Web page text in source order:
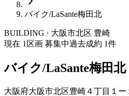
バイク/LaSante梅田北
BUILDING · 大阪市北区 豊崎
現在 1 区画 募集中過去成約 1件
バイク/LaSante梅田北
大阪府大阪市北区豊崎４丁目１ー